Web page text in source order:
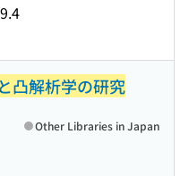
凸解析学の研究
Other Libraries in Japan